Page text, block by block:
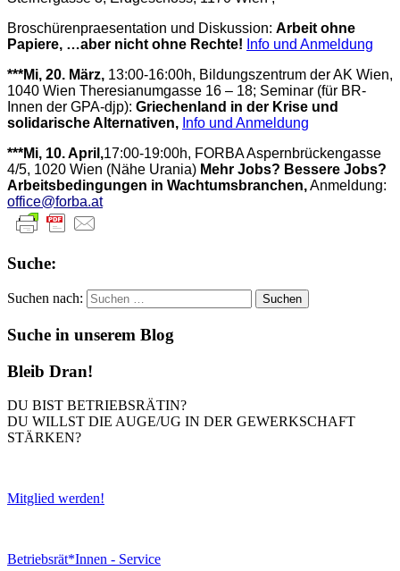
Broschürenpraesentation und Diskussion: Arbeit ohne
Papiere, …aber nicht ohne Rechte! Info und Anmeldung
***Mi, 20. März, 13:00-16:00h, Bildungszentrum der AK Wien,
1040 Wien Theresianumgasse 16 – 18; Seminar (für BR-
Innen der GPA-djp): Griechenland in der Krise und
solidarische Alternativen, Info und Anmeldung
***Mi, 10. April,17:00-19:00h, FORBA Aspernbrückengasse
4/5, 1020 Wien (Nähe Urania) Mehr Jobs? Bessere Jobs?
Arbeitsbedingungen in Wachtumsbranchen,Anmeldung:
office@forba.at
Suche:
Suchen nach:
Suche in unserem Blog
Bleib Dran!
DU BIST BETRIEBSRÄTIN?
DU WILLST DIE AUGE/UG IN DER GEWERKSCHAFT
STÄRKEN?
Mitglied werden!
Betriebsrät*Innen - Service